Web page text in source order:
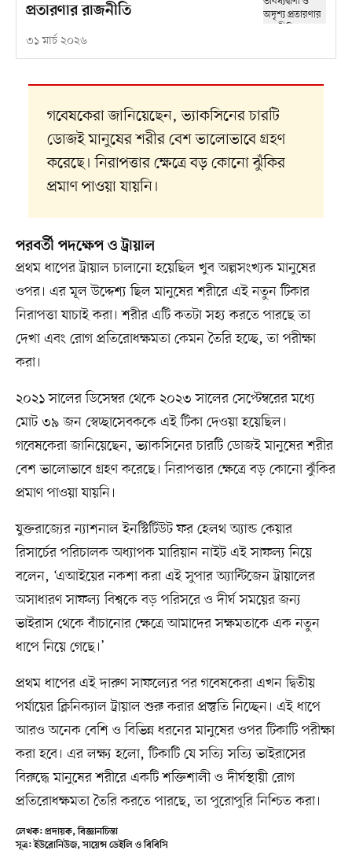
প্রতারণার রাজনীতি
৩১ মার্চ ২০২৬
গবেষকেরা জানিয়েছেন, ভ্যাকসিনের চারটি
ডোজই মানুষের শরীর বেশ ভালোভাবে গ্রহণ
করেছে। নিরাপত্তার ক্ষেত্রে বড় কোনো ঝুঁকির
প্রমাণ পাওয়া যায়নি।
পরবর্তী পদক্ষেপ ও ট্রায়াল
প্রথম ধাপের ট্রায়াল চালানো হয়েছিল খুব অল্পসংখ্যক মানুষের
ওপর। এর মূল উদ্দেশ্য ছিল মানুষের শরীরে এই নতুন টিকার
নিরাপত্তা যাচাই করা। শরীর এটি কতটা সহ্য করতে পারছে তা
দেখা এবং রোগ প্রতিরোধক্ষমতা কেমন তৈরি হচ্ছে, তা পরীক্ষা
করা।
২০২১ সালের ডিসেম্বর থেকে ২০২৩ সালের সেপ্টেম্বরের মধ্যে
মোট ৩৯ জন স্বেচ্ছাসেবককে এই টিকা দেওয়া হয়েছিল।
গবেষকেরা জানিয়েছেন, ভ্যাকসিনের চারটি ডোজই মানুষের শরীর
বেশ ভালোভাবে গ্রহণ করেছে। নিরাপত্তার ক্ষেত্রে বড় কোনো ঝুঁকির
প্রমাণ পাওয়া যায়নি।
যুক্তরাজ্যের ন্যাশনাল ইনস্টিটিউট ফর হেলথ অ্যান্ড কেয়ার
রিসার্চের পরিচালক অধ্যাপক মারিয়ান নাইট এই সাফল্য নিয়ে
বলেন, ‘এআইয়ের নকশা করা এই সুপার অ্যান্টিজেন ট্রায়ালের
অসাধারণ সাফল্য বিশ্বকে বড় পরিসরে ও দীর্ঘ সময়ের জন্য
ভাইরাস থেকে বাঁচানোর ক্ষেত্রে আমাদের সক্ষমতাকে এক নতুন
ধাপে নিয়ে গেছে।’
প্রথম ধাপের এই দারুণ সাফল্যের পর গবেষকেরা এখন দ্বিতীয়
পর্যায়ের ক্লিনিক্যাল ট্রায়াল শুরু করার প্রস্তুতি নিচ্ছেন। এই ধাপে
আরও অনেক বেশি ও বিভিন্ন ধরনের মানুষের ওপর টিকাটি পরীক্ষা
করা হবে। এর লক্ষ্য হলো, টিকাটি যে সত্যি সত্যি ভাইরাসের
বিরুদ্ধে মানুষের শরীরে একটি শক্তিশালী ও দীর্ঘস্থায়ী রোগ
প্রতিরোধক্ষমতা তৈরি করতে পারছে, তা পুরোপুরি নিশ্চিত করা।
লেখক: প্রদায়ক, বিজ্ঞানচিন্তা
সূত্র: ইউরোনিউজ, সায়েন্স ডেইলি ও বিবিসি